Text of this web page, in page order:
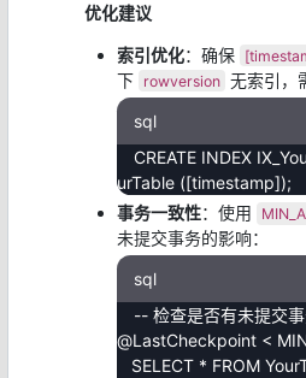
优化建议
索引优化：确保
下 rowversion 无索引，
sql
CREATE INDEX
urTable ([timestamp]);
事务一致性：使用
未提交事务的影响：
sql
-- 检查是否有未提交
@LastCheckpoint <
SELECT * FROM